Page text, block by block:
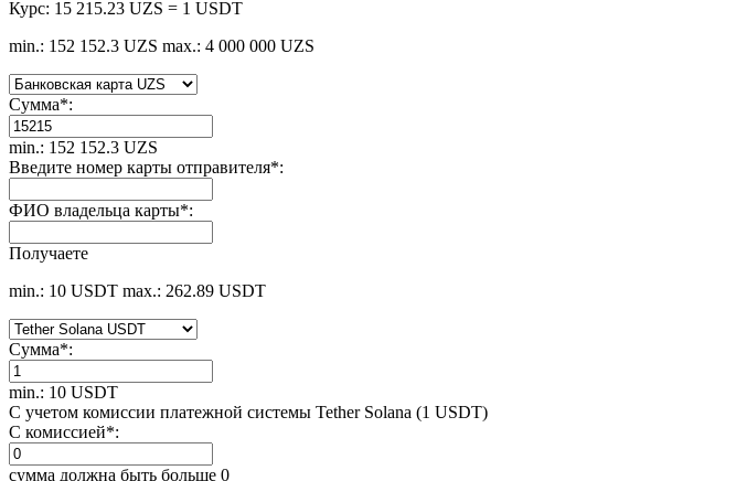
Курс: 15 215.23 UZS = 1 USDT
min.: 152 152.3 UZS max.: 4 000 000 UZS
Сумма*:
min.: 152 152.3 UZS
Введите номер карты отправителя*:
ФИО владельца карты*:
Получаете
min.: 10 USDT max.: 262.89 USDT
Сумма*:
min.: 10 USDT
С учетом комиссии платежной системы Tether Solana (1 USDT)
С комиссией*:
сумма должна быть больше 0